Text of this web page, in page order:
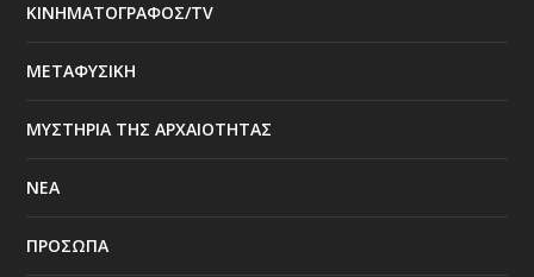
ΚΙΝΗΜΑΤΟΓΡΑΦΟΣ/TV
ΜΕΤΑΦΥΣΙΚΗ
ΜΥΣΤΗΡΙΑ ΤΗΣ ΑΡΧΑΙΟΤΗΤΑΣ
ΝΕΑ
ΠΡΟΣΩΠΑ